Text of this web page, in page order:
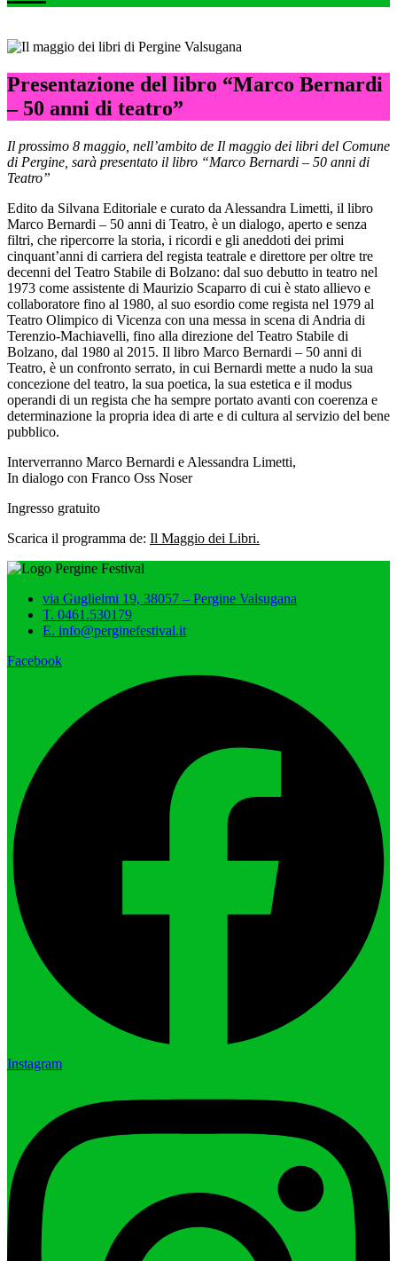
Presentazione del libro “Marco Bernardi
– 50 anni di teatro”
Il prossimo 8 maggio, nell’ambito de Il maggio dei libri del Comune
di Pergine, sarà presentato il libro “Marco Bernardi – 50 anni di
Teatro”
Edito da Silvana Editoriale e curato da Alessandra Limetti, il libro
Marco Bernardi – 50 anni di Teatro, è un dialogo, aperto e senza
filtri, che ripercorre la storia, i ricordi e gli aneddoti dei primi
cinquant’anni di carriera del regista teatrale e direttore per oltre tre
decenni del Teatro Stabile di Bolzano: dal suo debutto in teatro nel
1973 come assistente di Maurizio Scaparro di cui è stato allievo e
collaboratore fino al 1980, al suo esordio come regista nel 1979 al
Teatro Olimpico di Vicenza con una messa in scena di Andria di
Terenzio-Machiavelli, fino alla direzione del Teatro Stabile di
Bolzano, dal 1980 al 2015. Il libro Marco Bernardi – 50 anni di
Teatro, è un confronto serrato, in cui Bernardi mette a nudo la sua
concezione del teatro, la sua poetica, la sua estetica e il modus
operandi di un regista che ha sempre portato avanti con coerenza e
determinazione la propria idea di arte e di cultura al servizio del bene
pubblico.
Interverranno Marco Bernardi e Alessandra Limetti,
In dialogo con Franco Oss Noser
Ingresso gratuito
Scarica il programma de: Il Maggio dei Libri.
via Guglielmi 19, 38057 – Pergine Valsugana
T. 0461.530179
E. info@perginefestival.it
Facebook
Instagram